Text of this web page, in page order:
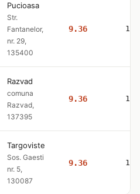
Pucioasa
Str.
Fantanelor,
nr. 29,
135400
9.36
Razvad
comuna
Razvad,
137395
9.36
Targoviste
Sos. Gaesti
nr. 5,
130087
9.36